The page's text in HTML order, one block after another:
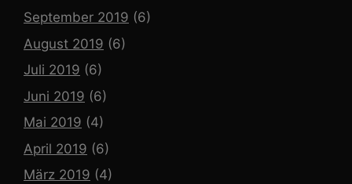
September 2019 (6)
August 2019 (6)
Juli 2019 (6)
Juni 2019 (6)
Mai 2019 (4)
April 2019 (6)
März 2019 (4)